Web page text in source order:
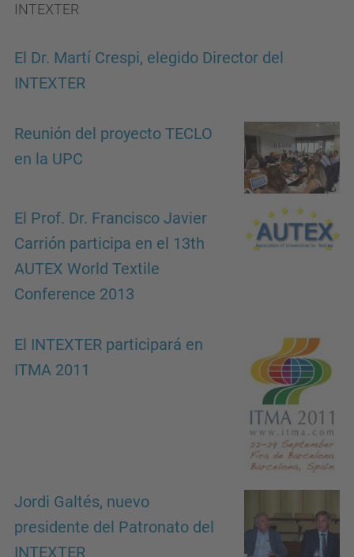
INTEXTER
El Dr. Martí Crespi, elegido Director del
INTEXTER
Reunión del proyecto TECLO
en la UPC
El Prof. Dr. Francisco Javier
Carrión participa en el 13th
AUTEX World Textile
Conference 2013
El INTEXTER participará en
ITMA 2011
Jordi Galtés, nuevo
presidente del Patronato del
INTEXTER